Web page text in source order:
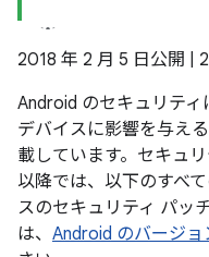
2018 年 2 月 5 日公開 |
Android のセキュリテ
デバイスに影響を与え
載しています。セキュ
以降では、以下のすべ
スのセキュリティ パッ
は、 Android のバージ